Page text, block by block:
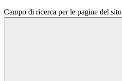
Campo di ricerca per le pagine del sito